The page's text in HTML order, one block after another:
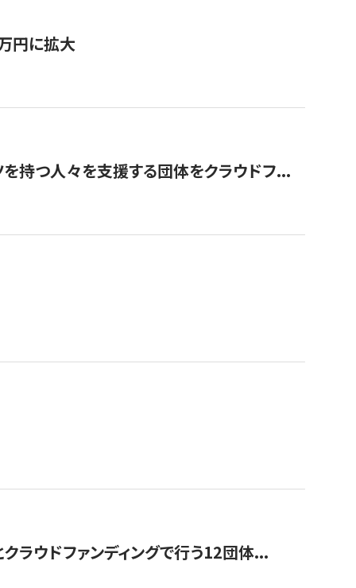
円に拡大
持つ人々を支援する団体をクラウドフ...
クラウドファンディングで行う12団体...